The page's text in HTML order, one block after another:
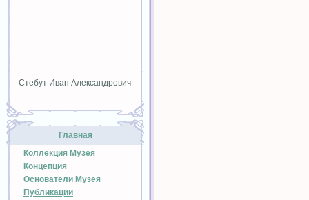
Стебут Иван Александрович
Главная
Коллекция Музея
Концепция
Основатели Музея
Публикации